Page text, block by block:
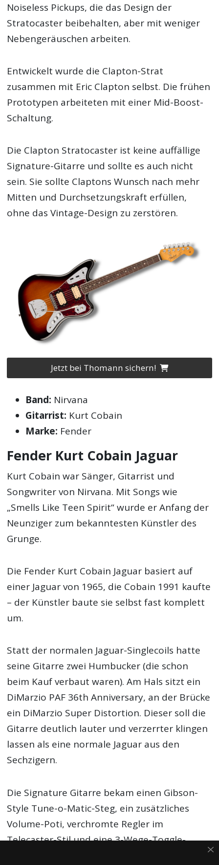
Noiseless Pickups, die das Design der
Stratocaster beibehalten, aber mit weniger
Nebengeräuschen arbeiten.
Entwickelt wurde die Clapton-Strat
zusammen mit Eric Clapton selbst. Die frühen
Prototypen arbeiteten mit einer Mid-Boost-
Schaltung.
Die Clapton Stratocaster ist keine auffällige
Signature-Gitarre und sollte es auch nicht
sein. Sie sollte Claptons Wunsch nach mehr
Mitten und Durchsetzungskraft erfüllen,
ohne das Vintage-Design zu zerstören.
Jetzt bei Thomann sichern!
Band: Nirvana
Gitarrist: Kurt Cobain
Marke: Fender
Fender Kurt Cobain Jaguar
Kurt Cobain war Sänger, Gitarrist und
Songwriter von Nirvana. Mit Songs wie
„Smells Like Teen Spirit“ wurde er Anfang der
Neunziger zum bekanntesten Künstler des
Grunge.
Die Fender Kurt Cobain Jaguar basiert auf
einer Jaguar von 1965, die Cobain 1991 kaufte
– der Künstler baute sie selbst fast komplett
um.
Statt der normalen Jaguar-Singlecoils hatte
seine Gitarre zwei Humbucker (die schon
beim Kauf verbaut waren). Am Hals sitzt ein
DiMarzio PAF 36th Anniversary, an der Brücke
ein DiMarzio Super Distortion. Dieser soll die
Gitarre deutlich lauter und verzerrter klingen
lassen als eine normale Jaguar aus den
Sechzigern.
Die Signature Gitarre bekam einen Gibson-
Style Tune-o-Matic-Steg, ein zusätzliches
Volume-Poti, verchromte Regler im
Telecaster-Stil und eine 3-Wege-Toggle-